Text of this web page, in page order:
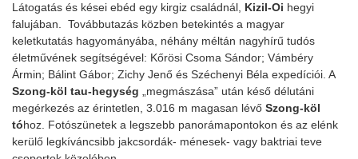
Látogatás és kései ebéd egy kirgiz családnál, Kizil-Oi hegyi
falujában. Továbbutazás közben betekintés a magyar
keletkutatás hagyományába, néhány méltán nagyhírű tudós
életművének segítségével: Kőrösi Csoma Sándor; Vámbéry
Ármin; Bálint Gábor; Zichy Jenő és Széchenyi Béla expedíciói. A
Szong-köl tau-hegység „megmászása” után késő délutáni
megérkezés az érintetlen, 3.016 m magasan lévő Szong-köl
tóhoz. Fotószünetek a legszebb panorámapontokon és az elénk
kerülő legkíváncsibb jakcsordák- ménesek- vagy baktriai teve